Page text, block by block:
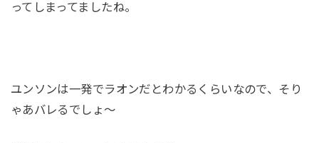
ってしまってましたね。
ユンソンは一発でラオンだとわかるくらいなので、そり
ゃあバレるでしょ～